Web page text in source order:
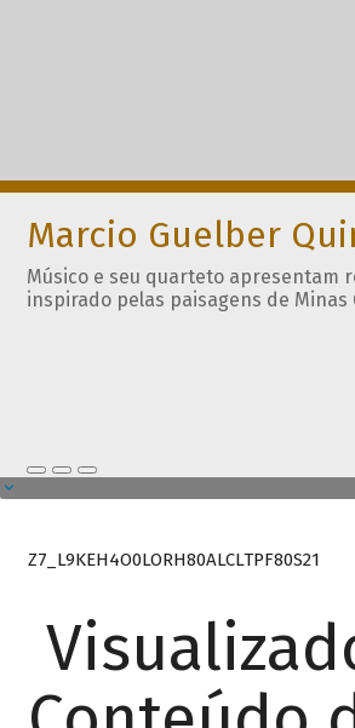
Marcio Guelber
Músico e seu quarteto apresentam
inspirado pelas paisagens de Minas
Z7_L9KEH4O0LORH80ALCLTPF80S21